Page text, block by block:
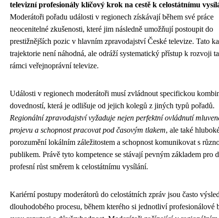
televizní profesionály klíčový krok na cestě k celostátnímu
Moderátoři pořadu události v regionech získávají během své práce
neocenitelné zkušenosti, které jim následně umožňují postoupit do
prestižnějších pozic v hlavním zpravodajství České televize. Tato
trajektorie není náhodná, ale odráží systematický přístup k rozvoji
rámci veřejnoprávní televize.
Události v regionech moderátoři musí zvládnout specifickou
dovedností, která je odlišuje od jejich kolegů z jiných typů pořadů.
Regionální zpravodajství vyžaduje nejen perfektní ovládnutí
projevu a schopnost pracovat pod časovým tlakem, ale také
porozumění lokálním záležitostem a schopnost komunikovat s
publikem. Právě tyto kompetence se stávají pevným základem pro
profesní růst směrem k celostátnímu vysílání.
Kariérní postupy moderátorů do celostátních zpráv jsou často
dlouhodobého procesu, během kterého si jednotliví profesionálové